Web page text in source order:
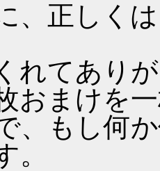
、正しく
れてあり
おまけを
、もし何
。